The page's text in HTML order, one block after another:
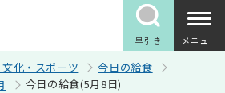
早引き メニュー
化・スポーツ
今日の給食
今日の給食(5月8日)